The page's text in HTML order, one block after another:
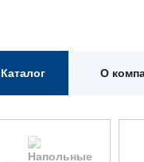
Каталог О